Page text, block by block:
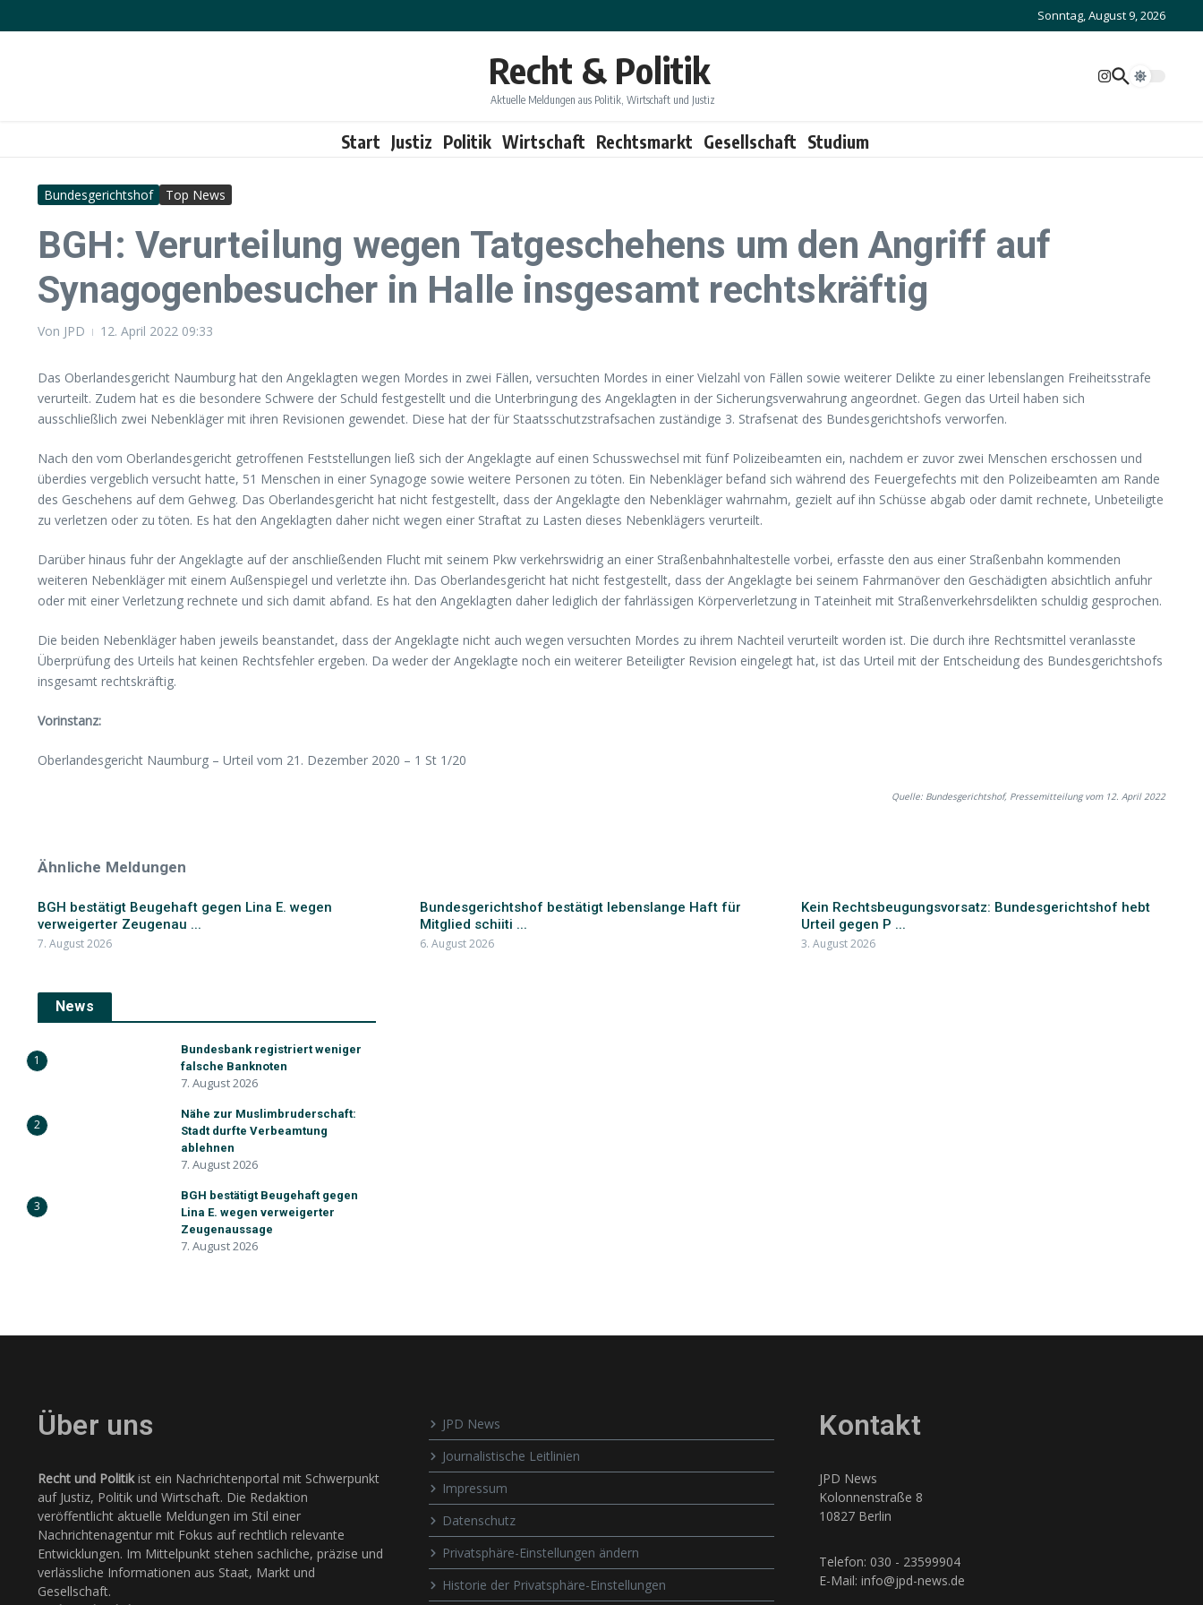
Sonntag, August 9, 2026
Recht & Politik
Aktuelle Meldungen aus Politik, Wirtschaft und Justiz
Start Justiz Politik Wirtschaft Rechtsmarkt Gesellschaft Studium
Bundesgerichtshof Top News
BGH: Verurteilung wegen Tatgeschehens um den Angriff auf
Synagogenbesucher in Halle insgesamt rechtskräftig
Von JPD 12. April 2022 09:33
Das Oberlandesgericht Naumburg hat den Angeklagten wegen Mordes in zwei Fällen, versuchten Mordes in einer Vielzahl von Fällen sowie weiterer Delikte zu einer lebenslangen Freiheitsstrafe
verurteilt. Zudem hat es die besondere Schwere der Schuld festgestellt und die Unterbringung des Angeklagten in der Sicherungsverwahrung angeordnet. Gegen das Urteil haben sich
ausschließlich zwei Nebenkläger mit ihren Revisionen gewendet. Diese hat der für Staatsschutzstrafsachen zuständige 3. Strafsenat des Bundesgerichtshofs verworfen.
Nach den vom Oberlandesgericht getroffenen Feststellungen ließ sich der Angeklagte auf einen Schusswechsel mit fünf Polizeibeamten ein, nachdem er zuvor zwei Menschen erschossen und
überdies vergeblich versucht hatte, 51 Menschen in einer Synagoge sowie weitere Personen zu töten. Ein Nebenkläger befand sich während des Feuergefechts mit den Polizeibeamten am Rande
des Geschehens auf dem Gehweg. Das Oberlandesgericht hat nicht festgestellt, dass der Angeklagte den Nebenkläger wahrnahm, gezielt auf ihn Schüsse abgab oder damit rechnete, Unbeteiligte
zu verletzen oder zu töten. Es hat den Angeklagten daher nicht wegen einer Straftat zu Lasten dieses Nebenklägers verurteilt.
Darüber hinaus fuhr der Angeklagte auf der anschließenden Flucht mit seinem Pkw verkehrswidrig an einer Straßenbahnhaltestelle vorbei, erfasste den aus einer Straßenbahn kommenden
weiteren Nebenkläger mit einem Außenspiegel und verletzte ihn. Das Oberlandesgericht hat nicht festgestellt, dass der Angeklagte bei seinem Fahrmanöver den Geschädigten absichtlich anfuhr
oder mit einer Verletzung rechnete und sich damit abfand. Es hat den Angeklagten daher lediglich der fahrlässigen Körperverletzung in Tateinheit mit Straßenverkehrsdelikten schuldig gesprochen.
Die beiden Nebenkläger haben jeweils beanstandet, dass der Angeklagte nicht auch wegen versuchten Mordes zu ihrem Nachteil verurteilt worden ist. Die durch ihre Rechtsmittel veranlasste
Überprüfung des Urteils hat keinen Rechtsfehler ergeben. Da weder der Angeklagte noch ein weiterer Beteiligter Revision eingelegt hat, ist das Urteil mit der Entscheidung des Bundesgerichtshofs
insgesamt rechtskräftig.
Vorinstanz:
Oberlandesgericht Naumburg – Urteil vom 21. Dezember 2020 – 1 St 1/20
Quelle: Bundesgerichtshof, Pressemitteilung vom 12. April 2022
Ähnliche Meldungen
BGH bestätigt Beugehaft gegen Lina E. wegen
verweigerter Zeugenau ...
7. August 2026
Bundesgerichtshof bestätigt lebenslange Haft für
Mitglied schiiti ...
6. August 2026
Kein Rechtsbeugungsvorsatz: Bundesgerichtshof hebt
Urteil gegen P ...
3. August 2026
News
1
Bundesbank registriert weniger
falsche Banknoten
7. August 2026
2
Nähe zur Muslimbruderschaft:
Stadt durfte Verbeamtung
ablehnen
7. August 2026
3
BGH bestätigt Beugehaft gegen
Lina E. wegen verweigerter
Zeugenaussage
7. August 2026
Über uns
Recht und Politikist ein Nachrichtenportal mit Schwerpunkt
auf Justiz, Politik und Wirtschaft. Die Redaktion
veröffentlicht aktuelle Meldungen im Stil einer
Nachrichtenagentur mit Fokus auf rechtlich relevante
Entwicklungen. Im Mittelpunkt stehen sachliche, präzise und
verlässliche Informationen aus Staat, Markt und
Gesellschaft.
JPD News
Journalistische Leitlinien
Impressum
Datenschutz
Privatsphäre-Einstellungen ändern
Historie der Privatsphäre-Einstellungen
Kontakt
JPD News
Kolonnenstraße 8
10827 Berlin
Telefon: 030 - 23599904
E-Mail: info@jpd-news.de